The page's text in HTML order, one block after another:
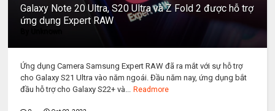
Galaxy Note 20 Ultra, S20 Ultra và Z Fold 2 được hỗ trợ
ứng dụng Expert RAW
Ứng dụng Camera Samsung Expert RAW đã ra mắt với sự hỗ trợ
cho Galaxy S21 Ultra vào năm ngoái. Đầu năm nay, ứng dụng bắt
đầu hỗ trợ cho Galaxy S22+ và... Readmore